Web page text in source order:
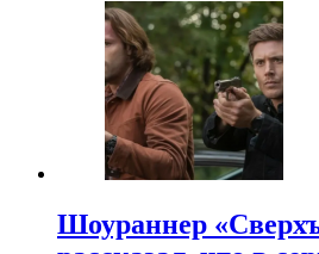
Шоураннер